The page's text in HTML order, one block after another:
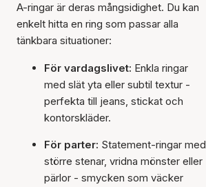
A-ringar är deras mångsidighet. Du kan
enkelt hitta en ring som passar alla
tänkbara situationer:
För vardagslivet: Enkla ringar
med slät yta eller subtil textur -
perfekta till jeans, stickat och
kontorskläder.
För parter: Statement-ringar med
större stenar, vridna mönster eller
pärlor - smycken som väcker